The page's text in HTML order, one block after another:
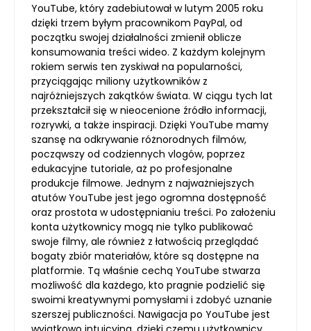
YouTube, który zadebiutował w lutym 2005 roku
dzięki trzem byłym pracownikom PayPal, od
początku swojej działalności zmienił oblicze
konsumowania treści wideo. Z każdym kolejnym
rokiem serwis ten zyskiwał na popularności,
przyciągając miliony użytkowników z
najróżniejszych zakątków świata. W ciągu tych lat
przekształcił się w nieocenione źródło informacji,
rozrywki, a także inspiracji. Dzięki YouTube mamy
szansę na odkrywanie różnorodnych filmów,
począwszy od codziennych vlogów, poprzez
edukacyjne tutoriale, aż po profesjonalne
produkcje filmowe. Jednym z najważniejszych
atutów YouTube jest jego ogromna dostępność
oraz prostota w udostępnianiu treści. Po założeniu
konta użytkownicy mogą nie tylko publikować
swoje filmy, ale również z łatwością przeglądać
bogaty zbiór materiałów, które są dostępne na
platformie. Tą właśnie cechą YouTube stwarza
możliwość dla każdego, kto pragnie podzielić się
swoimi kreatywnymi pomysłami i zdobyć uznanie
szerszej publiczności. Nawigacja po YouTube jest